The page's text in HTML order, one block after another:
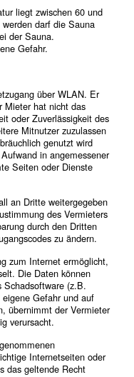
zwischen 60 und
darf die Sauna
bei der Sauna.
über WLAN. Er
Mieter hat nicht das
oder Zuverlässigkeit des
Mitnutzer zuzulassen
genutzt wird
in angemessener
Seiten oder Dienste
an Dritte weitergegeben
des Vermieters
durch den Dritten
zu ändern.
zum Internet ermöglicht,
Die Daten können
Schadsoftware (z.B.
Gefahr und auf
übernimmt der Vermieter
verursacht.
Internetseiten oder
das geltende Recht